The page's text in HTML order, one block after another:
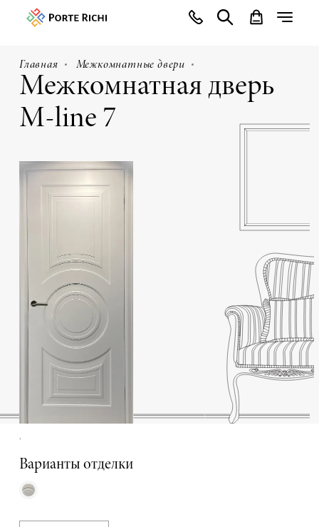
Главная Межкомнатные двери
Межкомнатная дверь
M-line 7
,
Варианты отделки